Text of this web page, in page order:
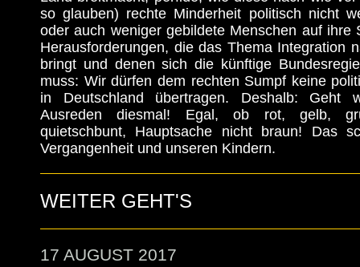
so glauben) rechte Minderheit politisch nicht
oder auch weniger gebildete Menschen auf ihre
Herausforderungen, die das Thema Integration
bringt und denen sich die künftige
muss: Wir dürfen dem rechten Sumpf keine
in Deutschland übertragen. Deshalb: Geht
Ausreden diesmal! Egal, ob rot, gelb,
quietschbunt, Hauptsache nicht braun! Das
Vergangenheit und unseren Kindern.
WEITER GEHT'S
17 AUGUST 2017